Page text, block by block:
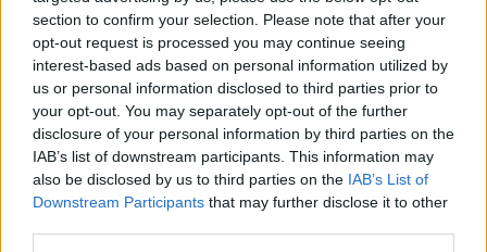
section to confirm your selection. Please note that after your
opt-out request is processed you may continue seeing
interest-based ads based on personal information utilized by
us or personal information disclosed to third parties prior to
your opt-out. You may separately opt-out of the further
disclosure of your personal information by third parties on the
IAB’s list of downstream participants. This information may
also be disclosed by us to third parties on the IAB’s List of
Downstream Participants that may further disclose it to other
σκέφτεται καν όταν θα ξεκινήσει την γυμναστική
της ή θα βρεθεί στο γήπεδο με μια μπάλα για να
συνεχίσει να δουλεύει και να μη χάσει τη δύναμη
του σώματος και των ποδιών της.